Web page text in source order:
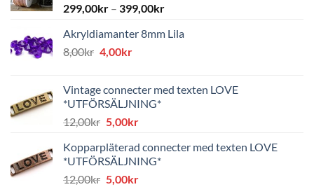
299,00kr – 399,00kr
Akryldiamanter 8mm Lila
8,00kr Det
var:
8,00kr.
4,00krDet
är:
4,00kr.
Vintage connecter med texten LOVE
*UTFÖRSÄLJNING*
12,00kr Det
priset
var:
12,00kr.
5,00krDet
priset
är:
5,00kr.
Kopparpläterad connecter med texten LOVE
*UTFÖRSÄLJNING*
12,00kr Det
5,00krDet